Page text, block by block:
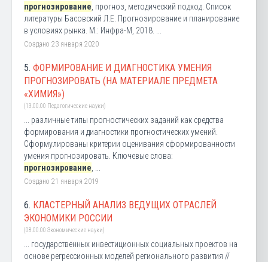
прогнозирование , прогноз, методический подход. Список
литературы Басовский Л.Е. Прогнозирование и планирование
в условиях рынка. М.: Инфра-М, 2018. ...
Создано 23 января 2020
5. ФОРМИРОВАНИЕ И ДИАГНОСТИКА УМЕНИЯ
ПРОГНОЗИРОВАТЬ (НА МАТЕРИАЛЕ ПРЕДМЕТА
«ХИМИЯ»)
(13.00.00 Педагогические науки)
... различные типы прогностических заданий как средства
формирования и диагностики прогностических умений.
Сформулированы критерии оценивания сформированности
умения прогнозировать. Ключевые слова:
прогнозирование
Создано 21 января 2019
6. КЛАСТЕРНЫЙ АНАЛИЗ ВЕДУЩИХ ОТРАСЛЕЙ
ЭКОНОМИКИ РОССИИ
(08.00.00 Экономические науки)
... государственных инвестиционных социальных проектов на
основе регрессионных моделей регионального развития //